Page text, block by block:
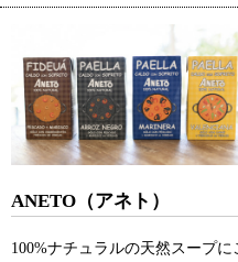
ANETO（アネト）
100%ナチュラルの天然スープ